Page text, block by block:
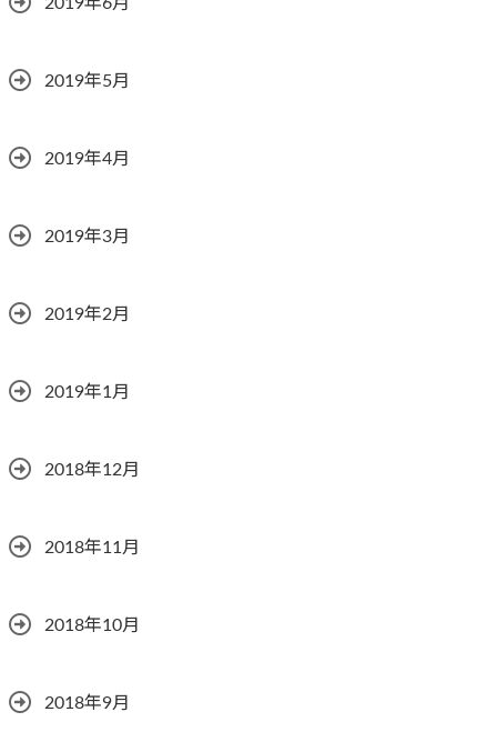
2019年5月
2019年4月
2019年3月
2019年2月
2019年1月
2018年12月
2018年11月
2018年10月
2018年9月